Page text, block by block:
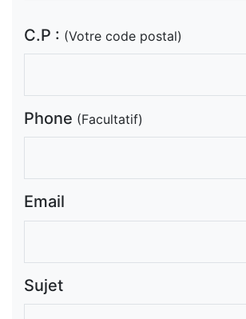
C.P : (Votre code postal)
Phone (Facultatif)
Email
Sujet